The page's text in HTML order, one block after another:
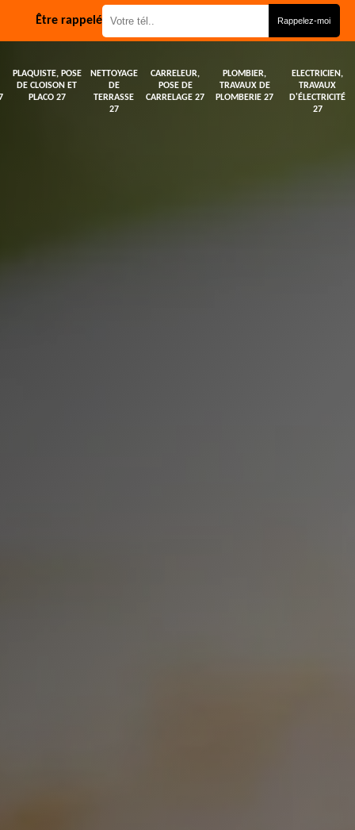
Être rappelé
PLAQUISTE, POSE
DE CLOISON ET
PLACO 27
NETTOYAGE
DE
TERRASSE
27
CARRELEUR,
POSE DE
CARRELAGE 27
PLOMBIER,
TRAVAUX DE
PLOMBERIE 27
ELECTRICIEN,
TRAVAUX
D'ÉLECTRICITÉ
27